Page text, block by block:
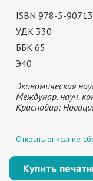
ISBN 978-5-
УДК 330
ББК 65
Э40
Экономическая
Междунар. науч.
Краснодар:
Открыть описание
Купить